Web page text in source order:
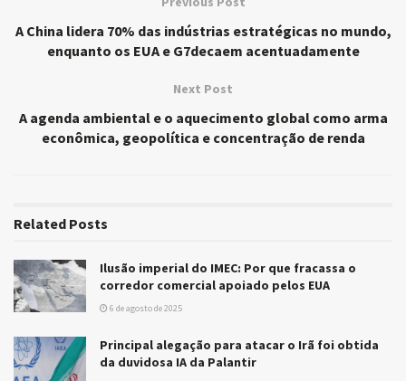
A China lidera 70% das indústrias estratégicas no mundo,
enquanto os EUA e G7decaem acentuadamente
Next Post
A agenda ambiental e o aquecimento global como arma
econômica, geopolítica e concentração de renda
Related Posts
Ilusão imperial do IMEC: Por que fracassa o
corredor comercial apoiado pelos EUA
6 de agosto de 2025
Principal alegação para atacar o Irã foi obtida
da duvidosa IA da Palantir